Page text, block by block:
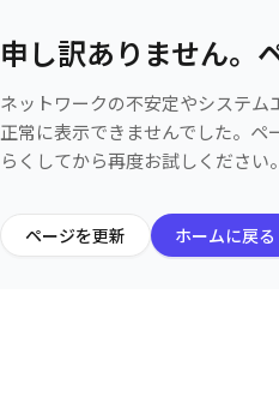
申し訳ありません。
ネットワークの不安定やシステム
正常に表示できませんでした。ペ
らくしてから再度お試しください。
ページを更新 ホームに戻る